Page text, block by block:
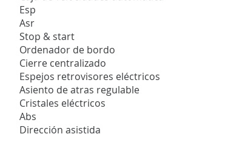
Esp
Asr
Stop & start
Ordenador de bordo
Cierre centralizado
Espejos retrovisores eléctricos
Asiento de atras regulable
Cristales eléctricos
Abs
Dirección asistida